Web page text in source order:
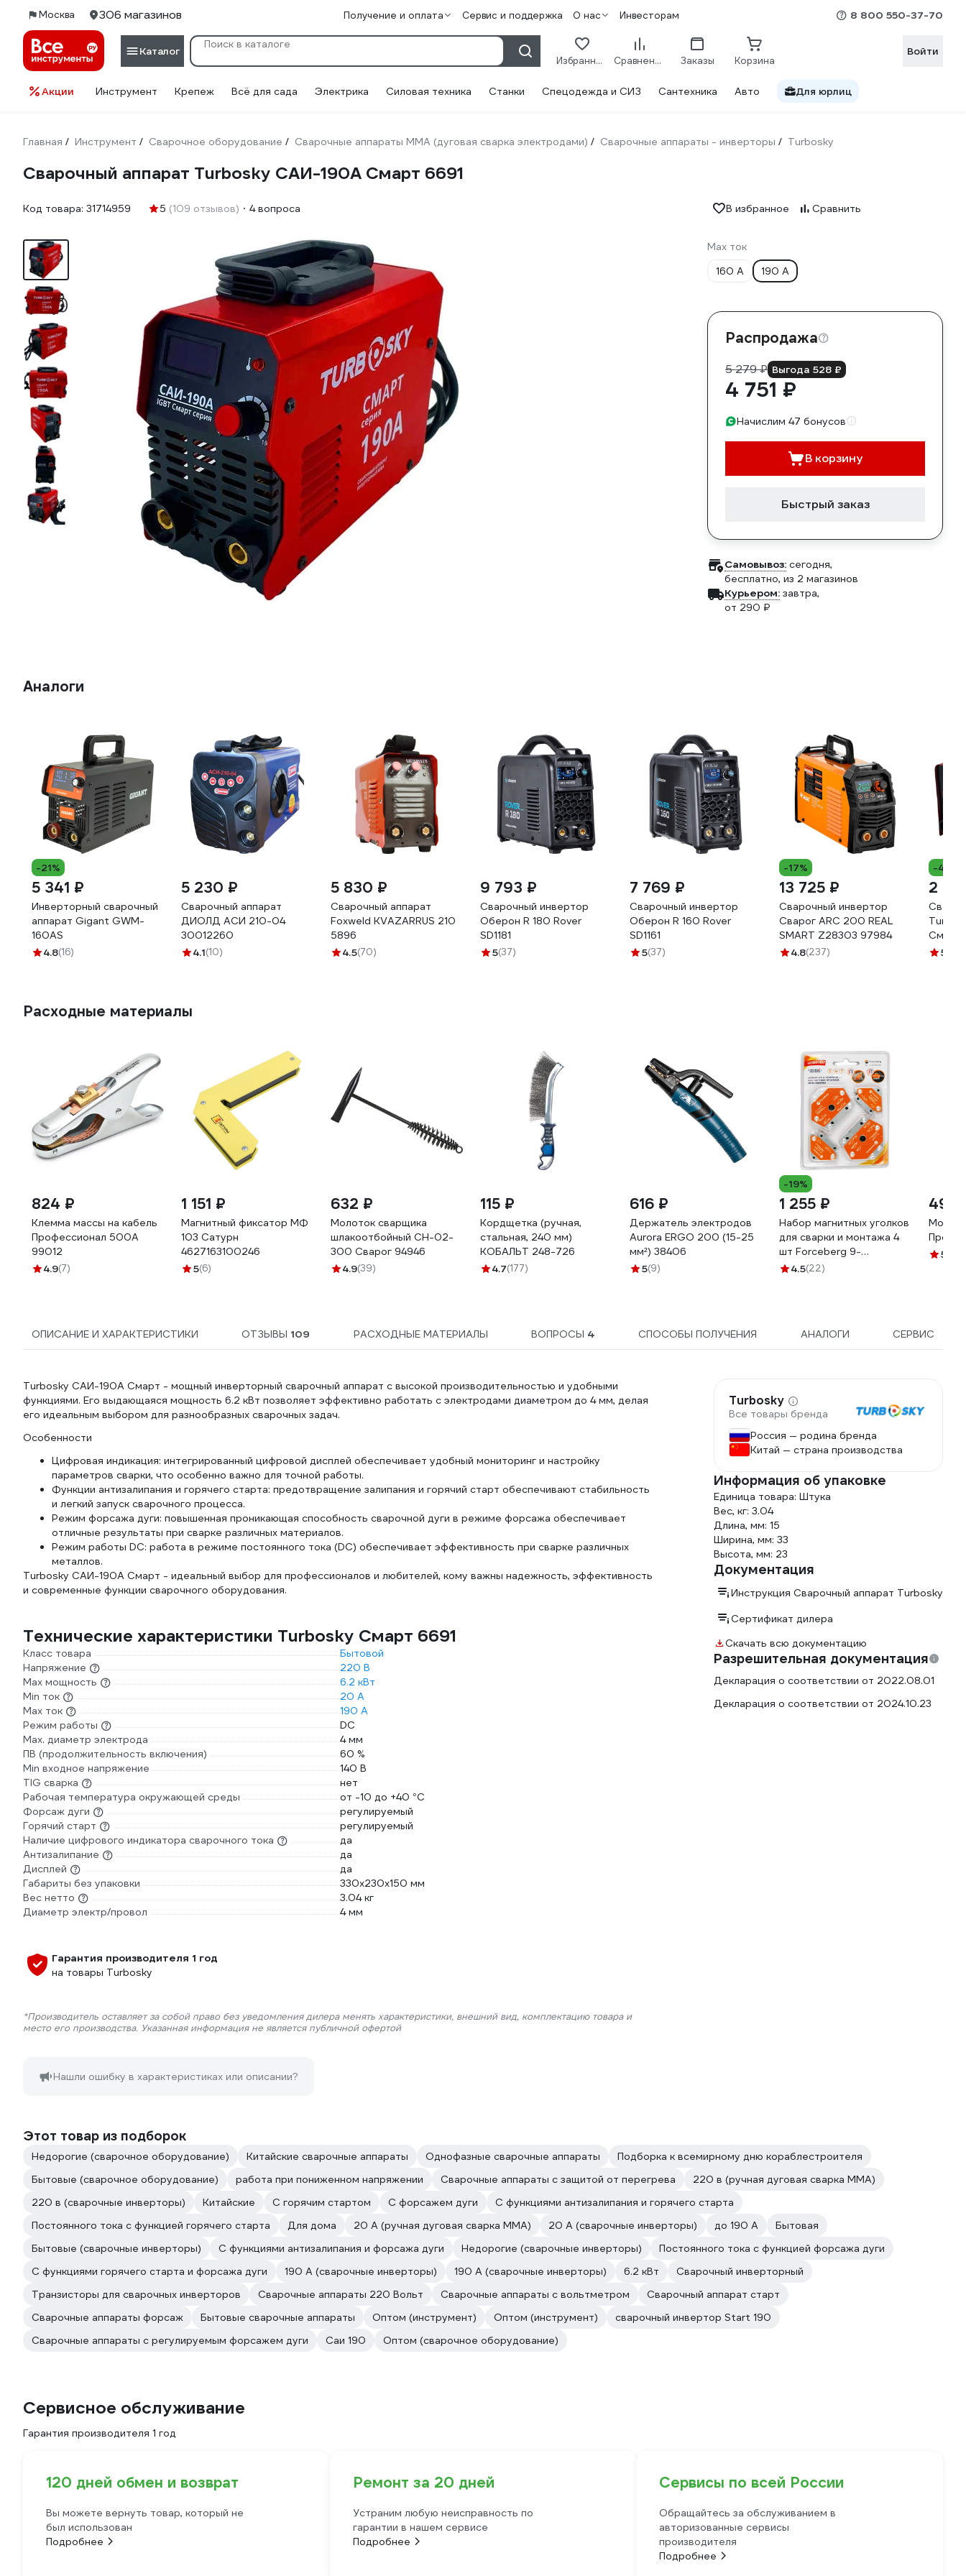
Москва 306 магазинов Получение и оплата Сервис и поддержка О нас Инвесторам 8 800 550-37-70
Каталог
Избранное Сравнение Заказы Корзина
Войти
Акции Инструмент Крепеж Всё для сада Электрика Силовая техника Станки Спецодежда и СИЗ Сантехника Авто Для юрлиц
Главная / Инструмент / Сварочное оборудование / Сварочные аппараты ММА (дуговая сварка электродами) / Сварочные аппараты - инверторы / Turbosky
Сварочный аппарат Turbosky САИ-190А Смарт 6691
Код товара: 31714959 5 (109 отзывов) 4 вопроса В избранное Сравнить
Max ток
160 А
190 А
Распродажа
5 279 ₽ Выгода 528 ₽
4 751 ₽
Начислим 47 бонусов
В корзину
Быстрый заказ
Самовывоз: сегодня,
бесплатно, из 2 магазинов
Курьером: завтра,
от 290 ₽
Аналоги
-21%
5 341 ₽
Инверторный сварочный
аппарат Gigant GWM-
160AS
4.8(16)
5 230 ₽
Сварочный аппарат
ДИОЛД АСИ 210-04
30012260
4.1(10)
5 830 ₽
Сварочный аппарат
Foxweld KVAZARRUS 210
5896
4.5(70)
9 793 ₽
Сварочный инвертор
Оберон R 180 Rover
SD1181
5(37)
7 769 ₽
Сварочный инвертор
Оберон R 160 Rover
SD1161
5(37)
-17%
13 725 ₽
Сварочный инвертор
Сварог ARC 200 REAL
SMART Z28303 97984
4.8(237)
-41%
2
Смарт
5
Расходные материалы
824 ₽
Клемма массы на кабель
Профессионал 500А
99012
4.9(7)
1 151 ₽
Магнитный фиксатор МФ
103 Сатурн
4627163100246
5(6)
632 ₽
Молоток сварщика
шлакоотбойный CH-02-
300 Сварог 94946
4.9(39)
115 ₽
Кордщетка (ручная,
стальная, 240 мм)
КОБАЛЬТ 248-726
4.7(177)
616 ₽
Держатель электродов
Aurora ERGO 200 (15-25
мм²) 38406
5(9)
-19%
1 255 ₽
Набор магнитных уголков
для сварки и монтажа 4
шт Forceberg 9-
4015090-004
4.5(22)
493
5
ОПИСАНИЕ И ХАРАКТЕРИСТИКИ ОТЗЫВЫ 109 РАСХОДНЫЕ МАТЕРИАЛЫ ВОПРОСЫ 4 СПОСОБЫ ПОЛУЧЕНИЯ АНАЛОГИ СЕРВИС
Turbosky САИ-190А Смарт - мощный инверторный сварочный аппарат с высокой производительностью и удобными
функциями. Его выдающаяся мощность 6.2 кВт позволяет эффективно работать с электродами диаметром до 4 мм, делая
его идеальным выбором для разнообразных сварочных задач.
Особенности
Цифровая индикация: интегрированный цифровой дисплей обеспечивает удобный мониторинг и настройку
параметров сварки, что особенно важно для точной работы.
Функции антизалипания и горячего старта: предотвращение залипания и горячий старт обеспечивают стабильность
и легкий запуск сварочного процесса.
Режим форсажа дуги: повышенная проникающая способность сварочной дуги в режиме форсажа обеспечивает
отличные результаты при сварке различных материалов.
Режим работы DC: работа в режиме постоянного тока (DC) обеспечивает эффективность при сварке различных
металлов.
Turbosky САИ-190А Смарт - идеальный выбор для профессионалов и любителей, кому важны надежность, эффективность
и современные функции сварочного оборудования.
Технические характеристики Turbosky Смарт 6691
Класс товара
Бытовой
Напряжение
220 В
Max мощность
6.2 кВт
Min ток
20 А
Max ток
190 А
Режим работы
DC
Мах. диаметр электрода
4 мм
ПВ (продолжительность включения)
60 %
Min входное напряжение
140 В
TIG сварка
нет
Рабочая температура окружающей среды
от -10 до +40 °С
Форсаж дуги
регулируемый
Горячий старт
регулируемый
Наличие цифрового индикатора сварочного тока
да
Антизалипание
да
Дисплей
да
Габариты без упаковки
330x230x150 мм
Вес нетто
3.04 кг
Диаметр электр/провол
4 мм
Гарантия производителя 1 год
на товары Turbosky
*Производитель оставляет за собой право без уведомления дилера менять характеристики, внешний вид, комплектацию товара и
место его производства. Указанная информация не является публичной офертой
Нашли ошибку в характеристиках или описании?
Turbosky
Все товары бренда
Россия — родина бренда
Китай — страна производства
Информация об упаковке
Единица товара: Штука
Вес, кг: 3.04
Длина, мм: 15
Ширина, мм: 33
Высота, мм: 23
Документация
Инструкция Сварочный аппарат Turbosky
Сертификат дилера
Скачать всю документацию
Разрешительная документация
Декларация о соответствии от 2022.08.01
Декларация о соответствии от 2024.10.23
Этот товар из подборок
Недорогие (сварочное оборудование) Китайские сварочные аппараты Однофазные сварочные аппараты
Подборка к всемирному дню кораблестроителя
Бытовые (сварочное оборудование)
работа при пониженном напряжении Сварочные аппараты с защитой от перегрева
220 в (ручная дуговая сварка MMA)
220 в (сварочные инверторы)
Китайские С горячим стартом С форсажем дуги
С функциями антизалипания и горячего старта
Постоянного тока с функцией горячего старта
Для дома 20 А (ручная дуговая сварка MMA) 20 А (сварочные инверторы) до 190 А
Бытовая
Бытовые (сварочные инверторы)
С функциями антизалипания и форсажа дуги Недорогие (сварочные инверторы)
Постоянного тока с функцией форсажа дуги
С функциями горячего старта и форсажа дуги
190 А (сварочные инверторы) 190 А (сварочные инверторы) 6.2 кВт
Сварочный инверторный
Транзисторы для сварочных инверторов
Сварочные аппараты 220 Вольт Сварочные аппараты с вольтметром
Сварочный аппарат старт
Сварочные аппараты форсаж
Бытовые сварочные аппараты Оптом (инструмент) Оптом (инструмент)
сварочный инвертор Start 190
Сварочные аппараты с регулируемым форсажем дуги
Саи 190 Оптом (сварочное оборудование)
Сервисное обслуживание
Гарантия производителя 1 год
120 дней обмен и возврат
Вы можете вернуть товар, который не
был использован
Подробнее
Ремонт за 20 дней
Устраним любую неисправность по
гарантии в нашем сервисе
Подробнее
Сервисы по всей России
Обращайтесь за обслуживанием в
авторизованные сервисы
производителя
Подробнее